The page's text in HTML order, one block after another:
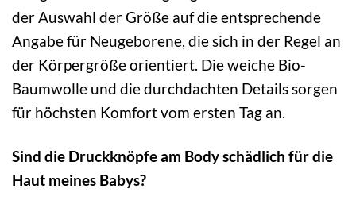
der Auswahl der Größe auf die entsprechende
Angabe für Neugeborene, die sich in der Regel an
der Körpergröße orientiert. Die weiche Bio-
Baumwolle und die durchdachten Details sorgen
für höchsten Komfort vom ersten Tag an.
Sind die Druckknöpfe am Body schädlich für die
Haut meines Babys?